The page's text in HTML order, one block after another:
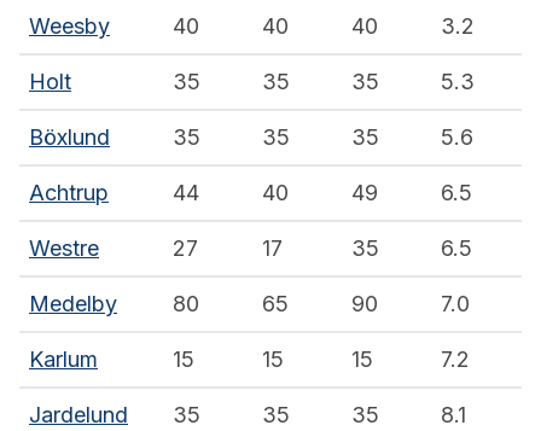
Weesby 40 40 40 3.2
Holt 35 35 35 5.3
Böxlund 35 35 35 5.6
Achtrup 44 40 49 6.5
Westre 27 17 35 6.5
Medelby 80 65 90 7.0
Karlum 15 15 15 7.2
Jardelund 35 35 35 8.1